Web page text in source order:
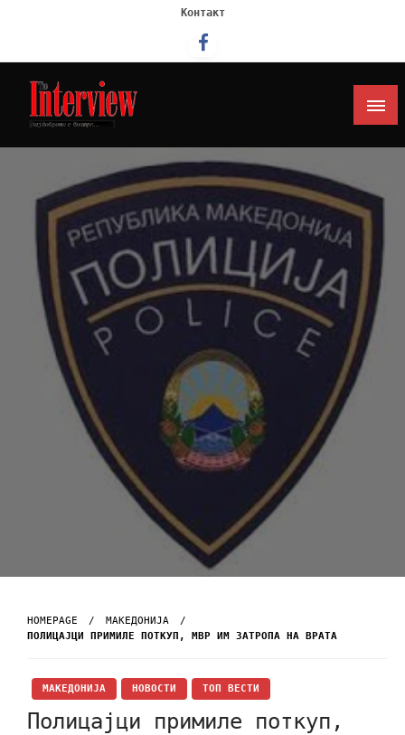
Контакт
Интервју
HOMEPAGE
МАКЕДОНИЈА
ПОЛИЦАЈЦИ ПРИМИЛЕ ПОТКУП, МВР ИМ ЗАТРОПА НА ВРАТА
МАКЕДОНИЈА НОВОСТИ ТОП ВЕСТИ
Полицајци примиле поткуп,